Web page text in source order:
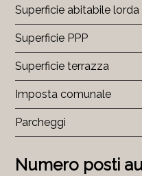
Superficie abitabile lorda
Superficie PPP
Superficie terrazza
Imposta comunale
Parcheggi
Numero posti